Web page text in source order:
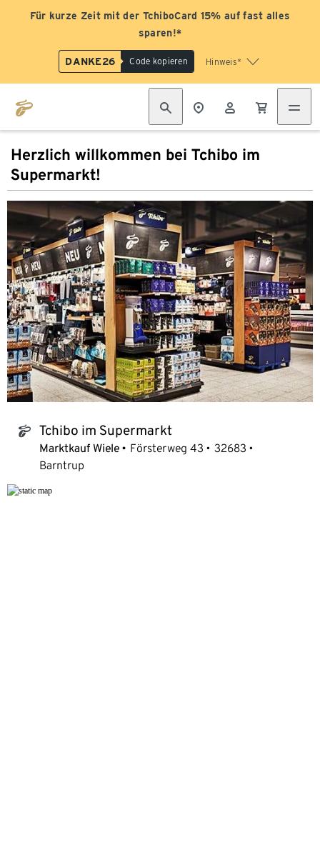
Für kurze Zeit mit der TchiboCard 15% auf fast alles
sparen!*
DANKE26 Code kopieren Hinweis*
Herzlich willkommen bei Tchibo im
Supermarkt!
tchibo_logo Tchibo im Supermarkt
Marktkauf Wiele Försterweg 43
32683
Barntrup